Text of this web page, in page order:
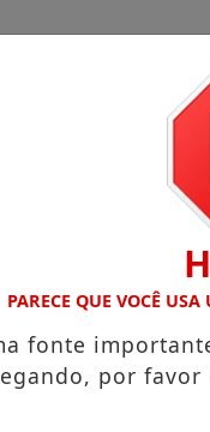
chegam a R$ 3,8 mil
sua viagem ao
Aceleradora
que teve a casa
PCPR prende
PARECE QUE VOCÊ
fonte
por